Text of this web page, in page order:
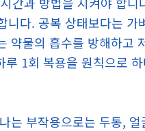
다. 공복 상태보다는 가
약물의 흡수를 방해하고
1회 복용을 원칙으로
는 부작용으로는 두통,